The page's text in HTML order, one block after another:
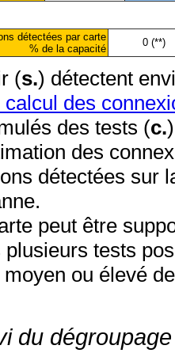
détectées par carte
% de la capacité
0 (**)
(s.) détectent
calcul des
des tests (c.
des
détectées sur
peut être
tests
ou élevé
du